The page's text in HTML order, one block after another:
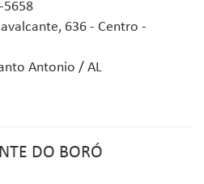
636 - Centro -
Antonio / AL
DO BORÓ